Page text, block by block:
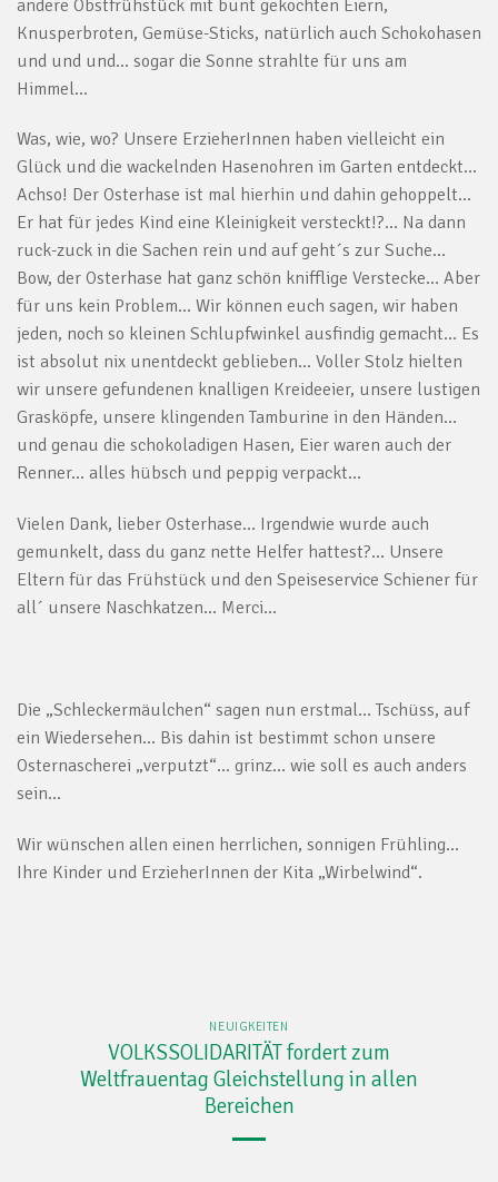
andere Obstfrühstück mit bunt gekochten Eiern,
Knusperbroten, Gemüse-Sticks, natürlich auch Schokohasen
und und und… sogar die Sonne strahlte für uns am
Himmel…
Was, wie, wo? Unsere ErzieherInnen haben vielleicht ein
Glück und die wackelnden Hasenohren im Garten entdeckt…
Achso! Der Osterhase ist mal hierhin und dahin gehoppelt…
Er hat für jedes Kind eine Kleinigkeit versteckt!?… Na dann
ruck-zuck in die Sachen rein und auf geht´s zur Suche…
Bow, der Osterhase hat ganz schön knifflige Verstecke… Aber
für uns kein Problem… Wir können euch sagen, wir haben
jeden, noch so kleinen Schlupfwinkel ausfindig gemacht… Es
ist absolut nix unentdeckt geblieben… Voller Stolz hielten
wir unsere gefundenen knalligen Kreideeier, unsere lustigen
Grasköpfe, unsere klingenden Tamburine in den Händen…
und genau die schokoladigen Hasen, Eier waren auch der
Renner… alles hübsch und peppig verpackt…
Vielen Dank, lieber Osterhase… Irgendwie wurde auch
gemunkelt, dass du ganz nette Helfer hattest?… Unsere
Eltern für das Frühstück und den Speiseservice Schiener für
all´ unsere Naschkatzen… Merci…
Die „Schleckermäulchen“ sagen nun erstmal… Tschüss, auf
ein Wiedersehen… Bis dahin ist bestimmt schon unsere
Osternascherei „verputzt“… grinz… wie soll es auch anders
sein…
Wir wünschen allen einen herrlichen, sonnigen Frühling…
Ihre Kinder und ErzieherInnen der Kita „Wirbelwind“.
NEUIGKEITEN
VOLKSSOLIDARITÄT fordert zum
Weltfrauentag Gleichstellung in allen
Bereichen